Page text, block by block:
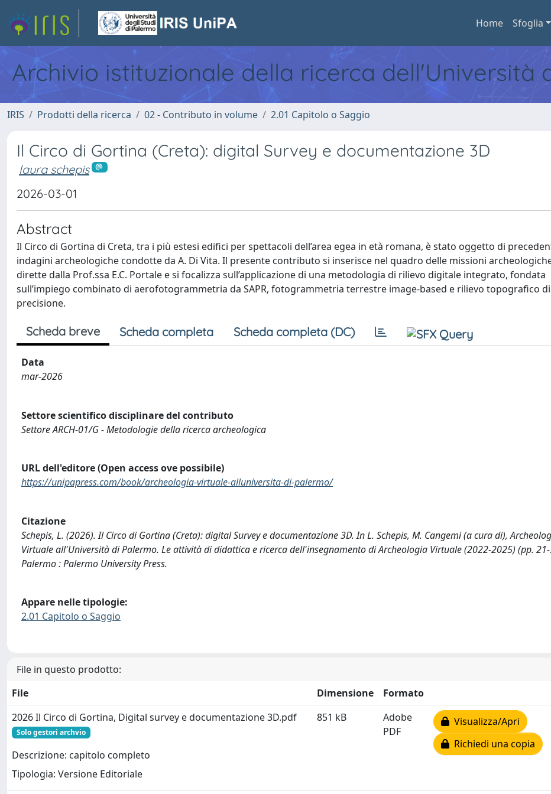
Home Sfoglia
Archivio istituzionale della ricerca dell'Università
IRIS Prodotti della ricerca 02 - Contributo in volume 2.01 Capitolo o Saggio
Il Circo di Gortina (Creta): digital Survey e documentazione 3D
laura schepis
2026-03-01
Abstract
Il Circo di Gortina di Creta, tra i più estesi edifici per spettacoli dell’area egea in età romana, è stato oggetto di
indagini archeologiche condotte da A. Di Vita. Il presente contributo si inserisce nel quadro delle missioni
dirette dalla Prof.ssa E.C. Portale e si focalizza sull’applicazione di una metodologia di rilievo digitale integrato, fondata
sull’impiego combinato di aerofotogrammetria da SAPR, fotogrammetria terrestre image-based e rilievo topografico di
precisione.
Scheda breve Scheda completa Scheda completa (DC)
Data
mar-2026
Settore scientifico disciplinare del contributo
Settore ARCH-01/G - Metodologie della ricerca archeologica
URL dell'editore (Open access ove possibile)
https://unipapress.com/book/archeologia-virtuale-alluniversita-di-palermo/
Citazione
Schepis, L. (2026). Il Circo di Gortina (Creta): digital Survey e documentazione 3D. In L. Schepis, M. Cangemi (a cura di),
Virtuale all'Università di Palermo. Le attività di didattica e ricerca dell'insegnamento di Archeologia Virtuale (2022-2025) (pp.
Palermo : Palermo University Press.
Appare nelle tipologie:
2.01 Capitolo o Saggio
File in questo prodotto:
File
Dimensione
Formato
2026 Il Circo di Gortina, Digital survey e documentazione 3D.pdf
Solo gestori archvio
Descrizione: capitolo completo
Tipologia: Versione Editoriale
851 kB
Adobe
PDF
Visualizza/Apri
Richiedi una copia